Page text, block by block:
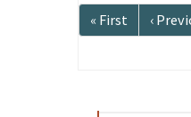
Paginação
Primeira
página
« First
Página
‹